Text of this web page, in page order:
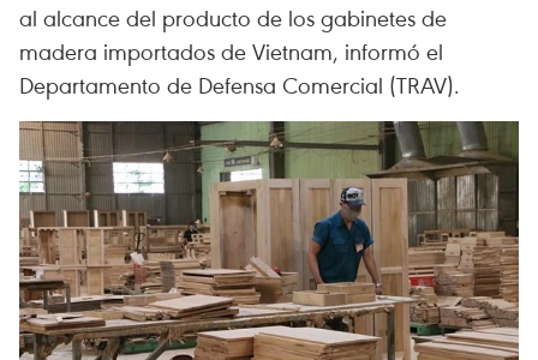
al alcance del producto de los gabinetes de
madera importados de Vietnam, informó el
Departamento de Defensa Comercial (TRAV).